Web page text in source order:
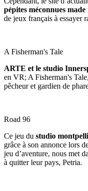
pépites méconnues
de jeux français à essayer
A Fisherman's Tale
ARTE et le studio
en VR; A Fisherman's
pêcheur et gardien de
Road 96
Ce jeu du studio
grâce à son annonce lors
jeu d’aventure, nous met
à quitter leur pays, Petria.